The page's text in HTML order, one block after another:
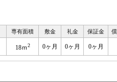
専有面積 敷金 礼金 保証金
18ｍ2 0ヶ月 0ヶ月 0ヶ月